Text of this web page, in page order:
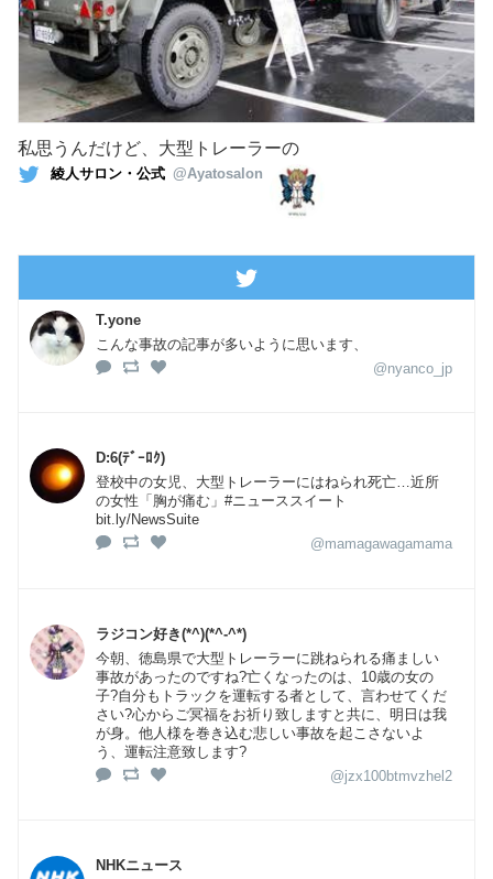
私思うんだけど、大型トレーラーの
綾人サロン・公式 @Ayatosalon
T.yone
こんな事故の記事が多いように思います、
@nyanco_jp
D:6(ﾃﾞｰﾛｸ)
登校中の女児、大型トレーラーにはねられ死亡…近所
の女性「胸が痛む」#ニューススイート
bit.ly/NewsSuite
@mamagawagamama
ラジコン好き(*^)(*^-^*)ゞ
今朝、徳島県で大型トレーラーに跳ねられる痛ましい
事故があったのですね?亡くなったのは、10歳の女の
子?自分もトラックを運転する者として、言わせてくだ
さい?心からご冥福をお祈り致しますと共に、明日は我
が身。他人様を巻き込む悲しい事故を起こさないよ
う、運転注意致します?
@jzx100btmvzhel2
NHKニュース